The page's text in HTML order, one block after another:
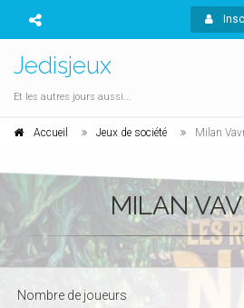
Jedisjeux
Et les autres jours aussi...
Accueil Jeux de société Milan
MILAN
Nombre de joueurs